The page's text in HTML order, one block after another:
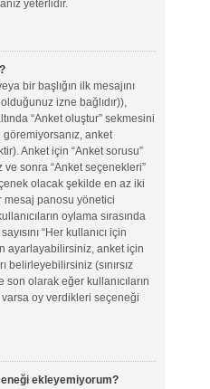
yeterlidir.
bir başlığın ilk mesajını
izne bağlıdır)),
“Anket oluştur” sekmesini
anket
Anket için “Anket sorusu”
ve sonra “Anket seçenekleri”
olacak şekilde en az iki
mesaj panosu yönetici
oylama sırasında
“Her kullanıcı için
ayarlayabilirsiniz, anket için
belirleyebilirsiniz (sınırsız
son olarak eğer kullanıcıların
varsa oy verdikleri seçeneği
ekleyemiyorum?